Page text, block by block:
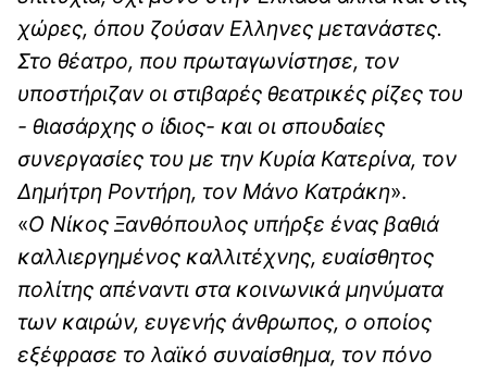
χώρες, όπου ζούσαν Ελληνες μετανάστες.
Στο θέατρο, που πρωταγωνίστησε, τον
υποστήριζαν οι στιβαρές θεατρικές ρίζες του
- θιασάρχης ο ίδιος- και οι σπουδαίες
συνεργασίες του με την Κυρία Κατερίνα, τον
Δημήτρη Ροντήρη, τον Μάνο Κατράκη».
«Ο Νίκος Ξανθόπουλος υπήρξε ένας βαθιά
καλλιεργημένος καλλιτέχνης, ευαίσθητος
πολίτης απέναντι στα κοινωνικά μηνύματα
των καιρών, ευγενής άνθρωπος, ο οποίος
εξέφρασε το λαϊκό συναίσθημα, τον πόνο